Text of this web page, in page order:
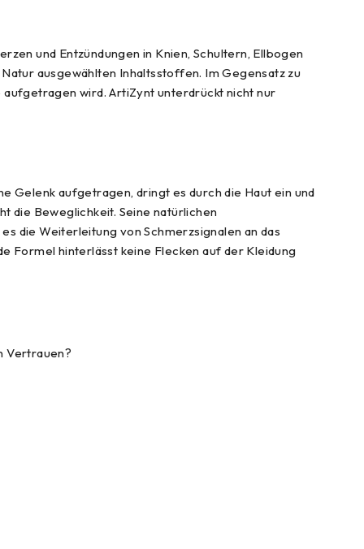
und Entzündungen in Knien, Schultern, Ellbogen
ausgewählten Inhaltsstoffen. Im Gegensatz zu
wird. ArtiZynt unterdrückt nicht nur
Gelenk aufgetragen, dringt es durch die Haut ein und
die Beweglichkeit. Seine natürlichen
die Weiterleitung von Schmerzsignalen an das
Formel hinterlässt keine Flecken auf der Kleidung
Vertrauen?